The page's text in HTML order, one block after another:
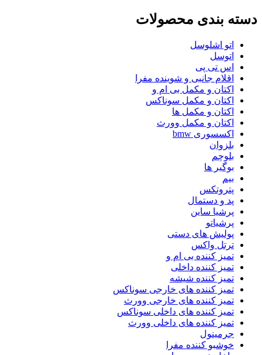
دسته بندی محصولات
اتو اشلوسل
اتوسل
اس تی پی
اقلام جانبی و شوینده مفرا
اکتان و مکمل بی ام و
اکتان و مکمل سوناکس
اکتان و مکمل ها
اکتان و مکمل وورث
اکسسوری bmw
بلزوان
بلوچم
بوگیر ها
بیم
پتروتکس
پد و دستمال
پرشیا ساین
پرشیاتو
پولیش های دستی
ترتل واکس
تمیز کننده بی ام و
تمیز کننده داخلی
تمیز کننده شیشه
تمیز کننده های خارجی سوناکس
تمیز کننده های خارجی وورث
تمیز کننده های داخلی سوناکس
تمیز کننده های داخلی وورث
جرمینول
خوشبو کننده مفرا